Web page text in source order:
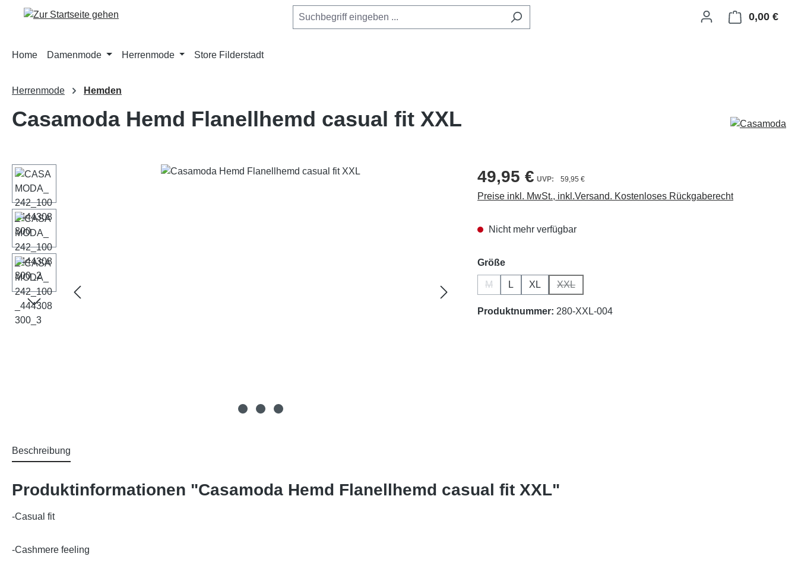
Hauptinhalt springen
Zur Suche springen
Zur Hauptnavigation springen 0,00 €
Home Damenmode Herrenmode Store Filderstadt
Herrenmode Hemden
Casamoda Hemd Flanellhemd casual fit XXL
Bildergalerie überspringen 49,95 € 59,95 €
Preise inkl. MwSt., inkl.Versand. Kostenloses Rückgaberecht
Nicht mehr verfügbar
Größeauswählen
M
(Diese Option ist zurzeit nicht verfügbar.)
L XL XXL
(Diese Option ist zurzeit nicht verfügbar.)
Produktnummer: 280-XXL-004
Beschreibung
Produktinformationen "Casamoda Hemd Flanellhemd casual fit XXL"
-Casual fit
-Cashmere feeling